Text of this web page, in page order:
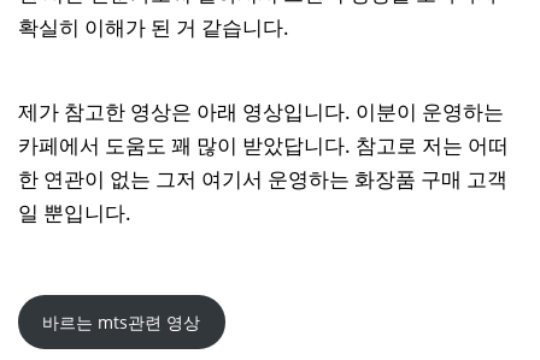
확실히 이해가 된 거 같습니다.
제가 참고한 영상은 아래 영상입니다. 이분이 운영하는
카페에서 도움도 꽤 많이 받았답니다. 참고로 저는 어떠
한 연관이 없는 그저 여기서 운영하는 화장품 구매 고객
일 뿐입니다.
바르는 mts관련 영상